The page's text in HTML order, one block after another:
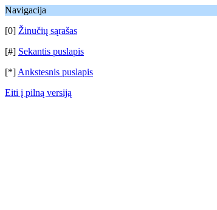
Navigacija
[0] Žinučių sąrašas
[#] Sekantis puslapis
[*] Ankstesnis puslapis
Eiti į pilną versiją